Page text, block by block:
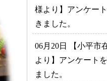
様より】アンケー
きました。
06月20日 【小平
より】アンケート
ました。